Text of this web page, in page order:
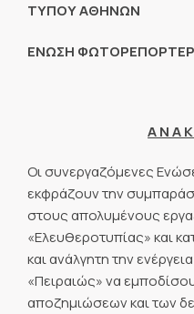
ΤΥΠΟΥ ΑΘΗΝΩΝ
ΕΝΩΣΗ
Α Ν Α
Οι συνεργαζόμενες
εκφράζουν την
στους απολυμένους
«Ελευθεροτυπίας» και
και ανάλγητη την
«Πειραιώς» να
αποζημιώσεων και των